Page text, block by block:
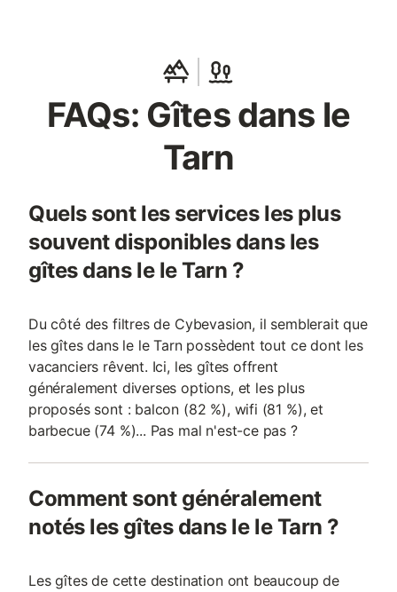
FAQs: Gîtes dans le
Tarn
Quels sont les services les plus
souvent disponibles dans les
gîtes dans le le Tarn ?
Du côté des filtres de Cybevasion, il semblerait que
les gîtes dans le le Tarn possèdent tout ce dont les
vacanciers rêvent. Ici, les gîtes offrent
généralement diverses options, et les plus
proposés sont : balcon (82 %), wifi (81 %), et
barbecue (74 %)... Pas mal n'est-ce pas ?
Comment sont généralement
notés les gîtes dans le le Tarn ?
Les gîtes de cette destination ont beaucoup de